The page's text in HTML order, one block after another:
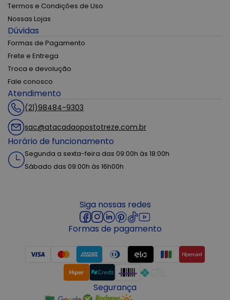
Termos e Condições de Uso
Nossas Lojas
Dúvidas
Formas de Pagamento
Frete e Entrega
Troca e devolução
Fale conosco
Atendimento
(21)98484-9303
sac@atacadaopostotreze.com.br
Horário de funcionamento
Segunda a sexta-feira das 09:00h às 18:00h
Sábado das 09:00h às 16h00h
Siga nossas redes
Formas de pagamento
Segurança